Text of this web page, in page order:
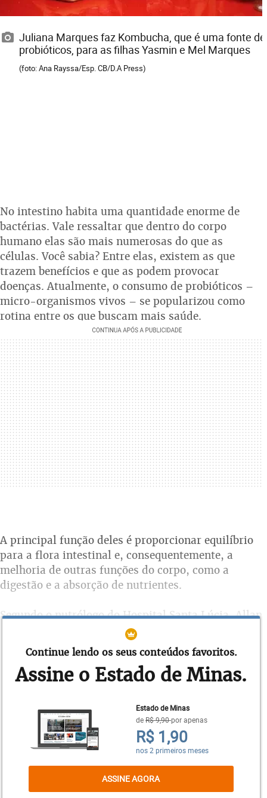
Juliana Marques faz Kombucha, que é uma fonte de
probióticos, para as filhas Yasmin e Mel Marques
(foto: Ana Rayssa/Esp. CB/D.A Press)
No intestino habita uma quantidade enorme de
bactérias. Vale ressaltar que dentro do corpo
humano elas são mais numerosas do que as
células. Você sabia? Entre elas, existem as que
trazem benefícios e que as podem provocar
doenças. Atualmente, o consumo de probióticos –
micro-organismos vivos – se popularizou como
rotina entre os que buscam mais saúde.
A principal função deles é proporcionar equilíbrio
para a flora intestinal e, consequentemente, a
melhoria de outras funções do corpo, como a
digestão e a absorção de nutrientes.
Segundo o nutrólogo do Hospital Santa Lúcia, Allan
Ferreira, ainda existem muitas dúvidas sobre o
funcionamento da flora. Pesquisas recentes
apontam o uso de antibióticos e uma alimentação
pobre em fibras como as possíveis causas para o
também como disbiose. “Normalmente, essa
alteração é multifatorial. Jejum prolongado,
consumo excessivo de açúcares, adoçantes e
agrotóxicos também afetam o intestino.”
Outra possibilidade considera que doenças, como
diabetes e obesidade, poderiam estar relacionadas
Continue lendo os seus conteúdos favoritos.
Assine o Estado de Minas.
Estado de Minas
deR$ 9,90por apenas
R$ 1,90
nos 2 primeiros meses
ASSINE AGORA